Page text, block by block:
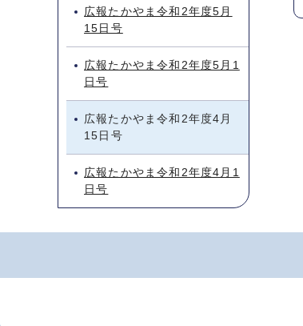
広報たかやま令和2年度5月
15日号
広報たかやま令和2年度5月1
日号
広報たかやま令和2年度4月
15日号
広報たかやま令和2年度4月1
日号